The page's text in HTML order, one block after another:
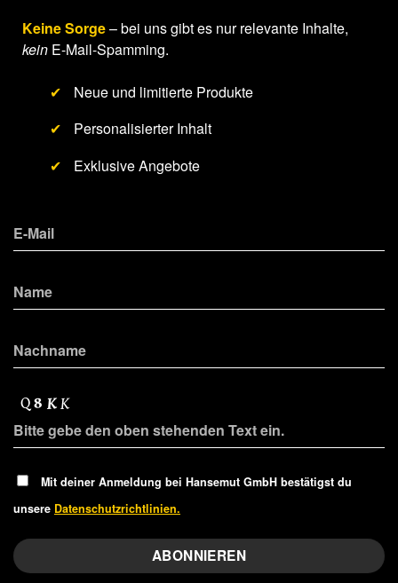
Keine Sorge– bei uns gibt es nur relevante Inhalte,
kein E-Mail-Spamming.
✔
Neue und limitierte Produkte
✔
Personalisierter Inhalt
✔
Exklusive Angebote
Mit deiner Anmeldung bei Hansemut GmbH bestätigst du
unsere Datenschutzrichtlinien.